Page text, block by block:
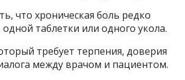
что хроническая боль редко
одной таблетки или одного укола.
требует терпения, доверия
между врачом и пациентом.